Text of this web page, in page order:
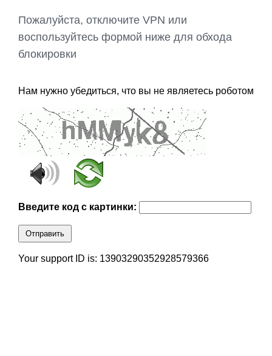
Пожалуйста, отключите VPN или
воспользуйтесь формой ниже для обхода
блокировки
Нам нужно убедиться, что вы не являетесь роботом
Введите код с картинки:
Отправить
Your support ID is: 13903290352928579366